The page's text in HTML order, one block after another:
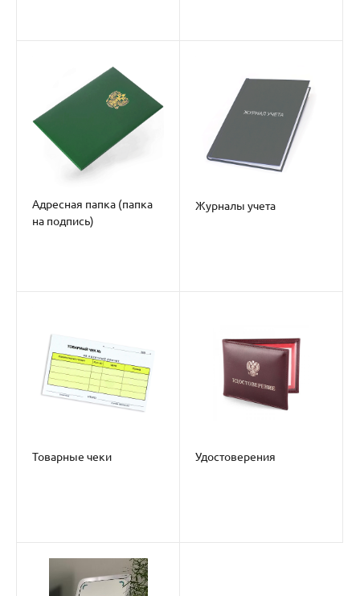
Адресная папка (папка
на подпись)
Журналы учета
Товарные чеки Удостоверения